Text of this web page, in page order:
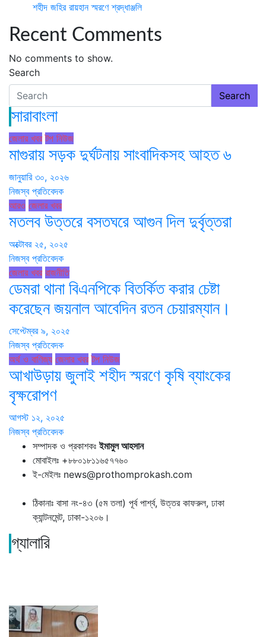
শহীদ জহির রায়হান স্মরণে শ্রদ্ধাঞ্জলি
Recent Comments
No comments to show.
Search
Search
সারাবাংলা
জেলার খবর টপ নিউজ
মাগুরায় সড়ক দুর্ঘটনায় সাংবাদিকসহ আহত ৬
জানুয়ারি ৩০, ২০২৬
নিজস্ব প্রতিবেদক
আরও জেলার খবর
মতলব উত্তরে বসতঘরে আগুন দিল দুর্বৃত্তরা
অক্টোবর ২৫, ২০২৫
নিজস্ব প্রতিবেদক
জেলার খবর রাজনীতি
ডেমরা থানা বিএনপিকে বিতর্কিত করার চেষ্টা
করেছেন জয়নাল আবেদিন রতন চেয়ারম্যান।
সেপ্টেম্বর ৯, ২০২৫
নিজস্ব প্রতিবেদক
অর্থ ও বাণিজ্য জেলার খবর টপ নিউজ
আখাউড়ায় জুলাই শহীদ স্মরণে কৃষি ব্যাংকের
বৃক্ষরোপণ
আগস্ট ১২, ২০২৫
নিজস্ব প্রতিবেদক
সম্পাদক ও প্রকাশকঃইমামুল আহসান
মোবাইলঃ +৮৮০১৮১১৬৫৭৭৬০
ই-মেইলঃ news@prothomprokash.com
ঠিকানাঃ বাসা নং-৪৩ (৫ম তলা) পূর্ব পার্শ্ব, উত্তর কাফরুল, ঢাকা
ক্যান্টনমেন্ট, ঢাকা-১২০৬।
গ্যালারি